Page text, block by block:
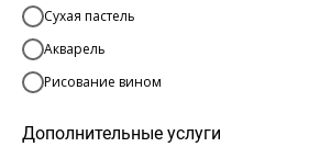
Сухая пастель
Акварель
Рисование вином
Дополнительные услуги